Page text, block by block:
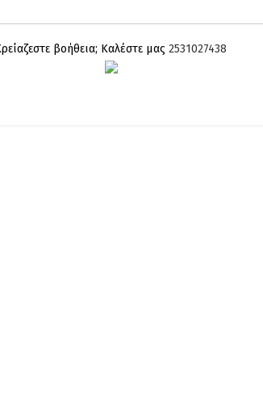
βοήθεια; Καλέστε μας 2531027438